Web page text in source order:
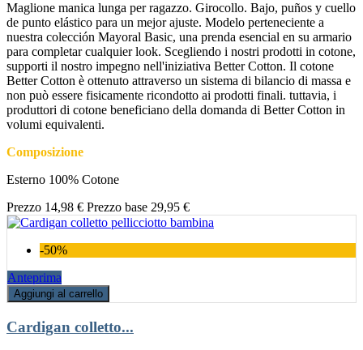
Maglione manica lunga per ragazzo. Girocollo. Bajo, puños y cuello
de punto elástico para un mejor ajuste. Modelo perteneciente a
nuestra colección Mayoral Basic, una prenda esencial en su armario
para completar cualquier look. Scegliendo i nostri prodotti in cotone,
supporti il nostro impegno nell'iniziativa Better Cotton. Il cotone
Better Cotton è ottenuto attraverso un sistema di bilancio di massa e
non può essere fisicamente ricondotto ai prodotti finali. tuttavia, i
produttori di cotone beneficiano della domanda di Better Cotton in
volumi equivalenti.
Composizione
Esterno 100% Cotone
Prezzo 14,98 € Prezzo base 29,95 €
-50%
Anteprima
Aggiungi al carrello
Cardigan colletto...